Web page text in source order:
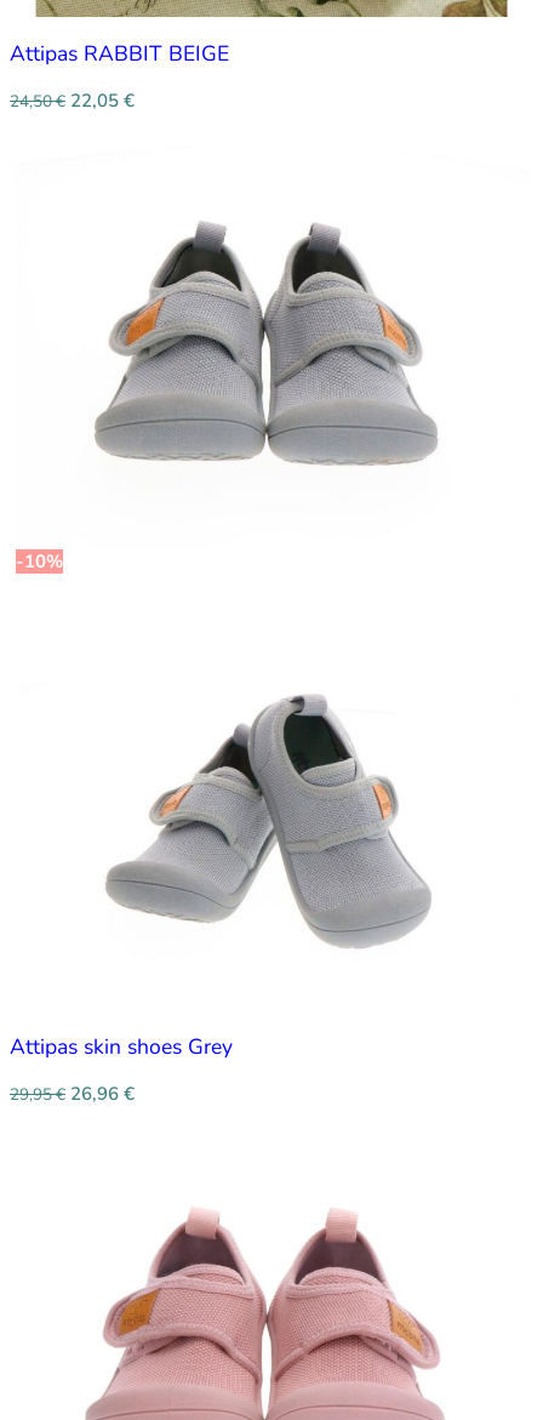
Attipas RABBIT BEIGE
24,50€ 22,05 €
-10%
Attipas skin shoes Grey
29,95€ 26,96 €